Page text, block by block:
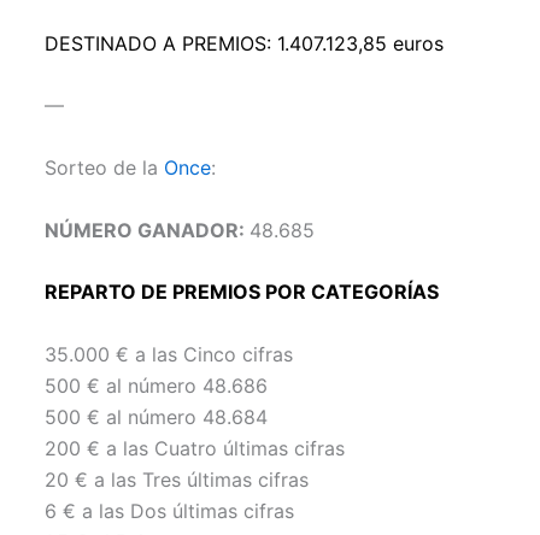
DESTINADO A PREMIOS: 1.407.123,85 euros
—
Sorteo de la Once:
NÚMERO GANADOR: 48.685
REPARTO DE PREMIOS POR CATEGORÍAS
35.000 € a las Cinco cifras
500 € al número 48.686
500 € al número 48.684
200 € a las Cuatro últimas cifras
20 € a las Tres últimas cifras
6 € a las Dos últimas cifras